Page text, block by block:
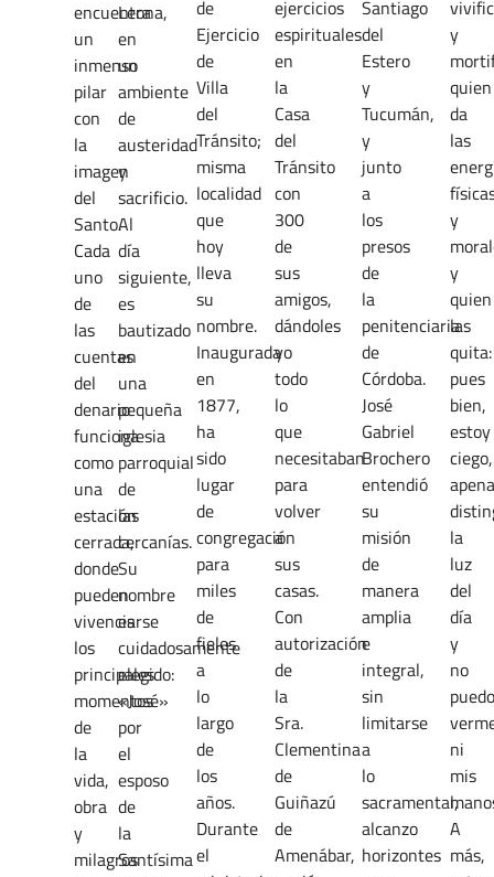
encuentra
un
inmenso
pilar
con
la
imagen
del
Santo.
Cada
uno
de
las
cuentas
del
denario
funciona
como
una
estación
cerrada,
donde
pueden
vivenciarse
los
principales
momentos
de
la
vida,
obra
y
milagros
Leona,
en
un
ambiente
de
austeridad
y
sacrificio.
Al
día
siguiente,
es
bautizado
en
una
pequeña
iglesia
parroquial
de
las
cercanías.
Su
nombre
es
cuidadosamente
elegido:
«José»
por
el
esposo
de
la
Santísima
de
Ejercicio
de
Villa
del
Tránsito;
misma
localidad
que
hoy
lleva
su
nombre.
Inaugurada
en
1877,
ha
sido
lugar
de
congregación
para
miles
de
fieles
a
lo
largo
de
los
años.
Durante
el
ejercicios
espirituales
en
la
Casa
del
Tránsito
con
300
de
sus
amigos,
dándoles
yo
todo
lo
que
necesitaban
para
volver
a
sus
casas.
Con
autorización
de
la
Sra.
Clementina
de
Guiñazú
de
Amenábar,
Santiago
del
Estero
y
Tucumán,
y
junto
a
los
presos
de
la
penitenciaria
de
Córdoba.
José
Gabriel
Brochero
entendió
su
misión
de
manera
amplia
e
integral,
sin
limitarse
a
lo
sacramental,
alcanzo
horizontes
y
quien
da
las
y
y
quien
las
quita:
pues
bien,
estoy
ciego,
la
luz
del
día
y
no
puedo
ni
mis
A
más,